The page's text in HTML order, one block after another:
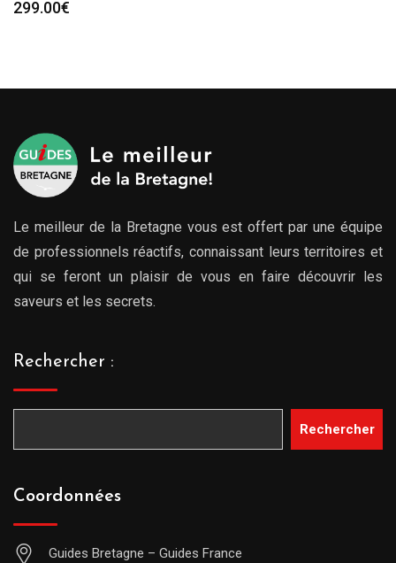
299.00€
Le meilleur de la Bretagne vous est offert par une équipe
de professionnels réactifs, connaissant leurs territoires et
qui se feront un plaisir de vous en faire découvrir les
saveurs et les secrets.
Rechercher :
Rechercher
Coordonnées
Guides Bretagne – Guides France